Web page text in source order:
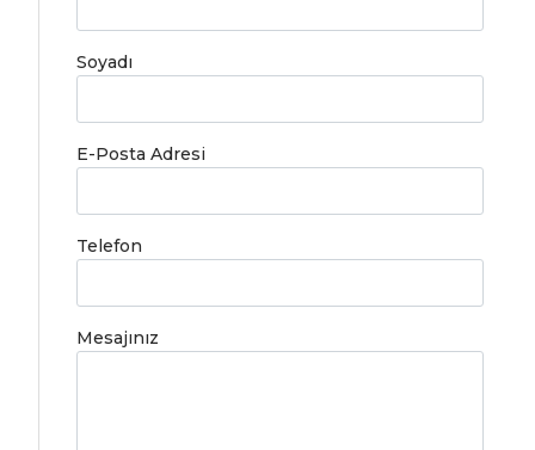
Soyadı
E-Posta Adresi
Telefon
Mesajınız